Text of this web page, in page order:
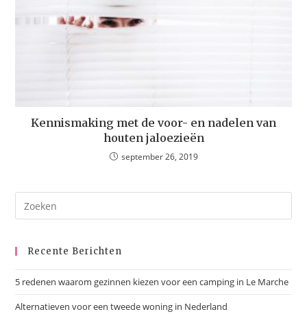
Kennismaking met de voor- en nadelen van
houten jaloezieën
september 26, 2019
Recente Berichten
5 redenen waarom gezinnen kiezen voor een camping in Le Marche
Alternatieven voor een tweede woning in Nederland